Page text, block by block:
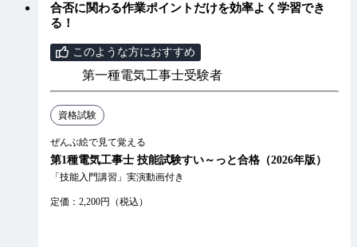
合否に関わる作業ポイントだけを効率よく学習でき
る！
このような方におすすめ
第一種電気工事士受験者
資格試験
ぜんぶ絵で見て覚える
第1種電気工事士 技能試験すい～っと合格（2026年版）
「技能入門講習」実演動画付き
定価：2,200円（税込）